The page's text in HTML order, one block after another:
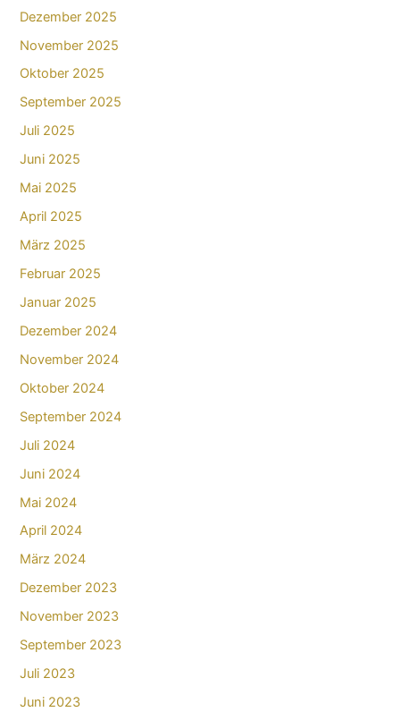
Dezember 2025
November 2025
Oktober 2025
September 2025
Juli 2025
Juni 2025
Mai 2025
April 2025
März 2025
Februar 2025
Januar 2025
Dezember 2024
November 2024
Oktober 2024
September 2024
Juli 2024
Juni 2024
Mai 2024
April 2024
März 2024
Dezember 2023
November 2023
September 2023
Juli 2023
Juni 2023